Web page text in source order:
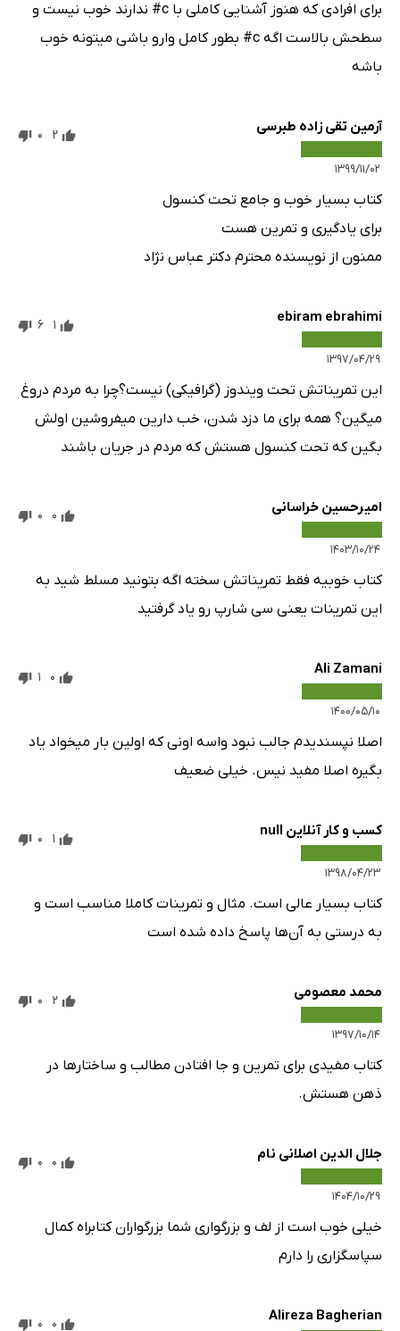
برای افرادی که هنوز آشنایی کاملی با c# ندارند خوب نیست و
سطحش بالاست اگه c# بطور کامل وارو باشی میتونه خوب
باشه
آرمین تقی زاده طبرسی
۱۳۹۹/۱۱/۰۲
2
0
کتاب بسیار خوب و جامع تحت کنسول
برای یادگیری و تمرین هست
ممنون از نویسنده محترم دکتر عباس نژاد
ebiram ebrahimi
۱۳۹۷/۰۴/۲۹
1
6
این تمریناتش تحت ویندوز (گرافیکی) نیست؟چرا به مردم دروغ
میگین؟ همه برای ما دزد شدن، خب دارین میفروشین اولش
بگین که تحت کنسول هستش که مردم در جریان باشند
امیرحسین خراسانی
۱۴۰۳/۱۰/۲۴
0
0
کتاب خوبیه فقط تمریناتش سخته اگه بتونید مسلط شید به
این تمرینات یعنی سی شارپ رو یاد گرفتید
Ali Zamani
۱۴۰۰/۰۵/۱۰
0
1
اصلا نپسندیدم جالب نبود واسه اونی که اولین بار میخواد یاد
بگیره اصلا مفید نیس. خیلی ضعیف
کسب و کار آنلاین null
۱۳۹۸/۰۴/۲۳
1
0
کتاب بسیار عالی است. مثال و تمرینات کاملا مناسب است و
به درستی به آن‌ها پاسخ داده شده است
محمد معصومی
۱۳۹۷/۱۰/۱۴
2
0
کتاب مفیدی برای تمرین و جا افتادن مطالب و ساختارها در
ذهن هستش.
جلال الدین اصلانی نام
۱۴۰۴/۱۰/۲۹
0
0
خیلی خوب است از لف و بزرگواری شما بزرگواران کتابراه کمال
سپاسگزاری را دارم
Alireza Bagherian
0
0